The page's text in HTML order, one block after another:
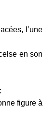
l’une
en son
figure à